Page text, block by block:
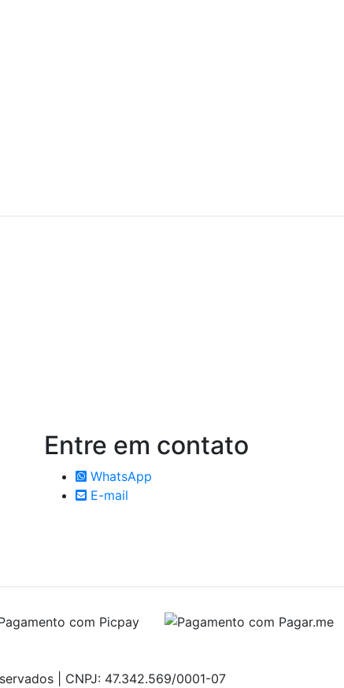
Entre em contato
WhatsApp
E-mail
| CNPJ: 47.342.569/0001-07